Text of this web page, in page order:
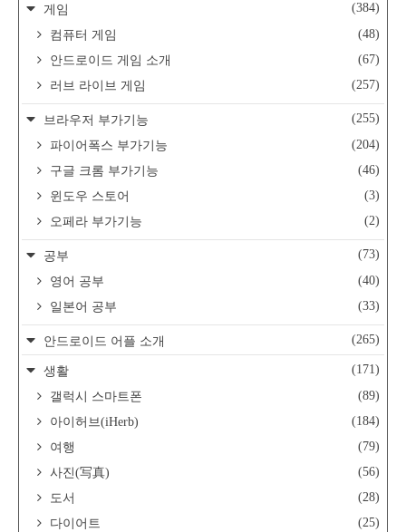
게임
(384)
컴퓨터 게임
(48)
안드로이드 게임 소개
(67)
러브 라이브 게임
(257)
브라우저 부가기능
(255)
파이어폭스 부가기능
(204)
구글 크롬 부가기능
(46)
윈도우 스토어
(3)
오페라 부가기능
(2)
공부
(73)
영어 공부
(40)
일본어 공부
(33)
안드로이드 어플 소개 (265)
생활
(171)
갤럭시 스마트폰
(89)
아이허브(iHerb)
(184)
여행
(79)
사진(写真)
(56)
도서
(28)
다이어트
(25)